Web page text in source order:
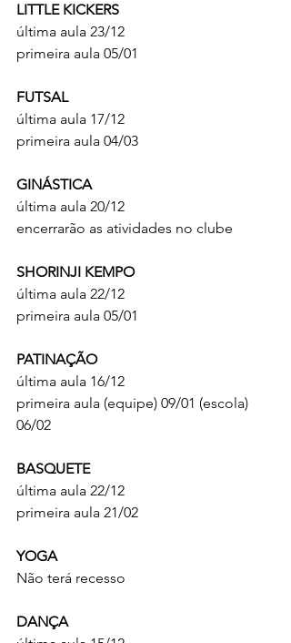
LITTLE KICKERS
última aula 23/12
primeira aula 05/01
FUTSAL
última aula 17/12
primeira aula 04/03
GINÁSTICA
última aula 20/12
encerrarão as atividades no clube
SHORINJI KEMPO
última aula 22/12
primeira aula 05/01
PATINAÇÃO
última aula 16/12
primeira aula (equipe) 09/01 (escola)
06/02
BASQUETE
última aula 22/12
primeira aula 21/02
YOGA
Não terá recesso
DANÇA